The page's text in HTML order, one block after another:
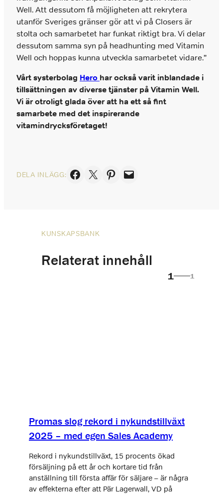
Well. Att dessutom få möjligheten att rekrytera
utanför Sveriges gränser gör att vi på Closers är
stolta och samarbetet har funkat riktigt bra. Vi delar
dessutom samma syn på headhunting med Vitamin
Well och hoppas kunna utveckla samarbetet vidare.”
Vårt systerbolag Hero har också varit inblandade i
tillsättningen av diverse tjänster på Vitamin Well.
Vi är otroligt glada över att ha ett så fint
samarbete med det inspirerande
vitamindrycksföretaget!
DELA INLÄGG: Dela på Facebook
Skicka denna sida med e-postDela på Pinterest
Skicka denna sida med e-post
KUNSKAPSBANK
Relaterat innehåll
1 1
Promas slog rekord i nykundstillväxt
2025 – med egen Sales Academy
Rekord i nykundstillväxt, 15 procents ökad
försäljning på ett år och kortare tid från
anställning till första affär för säljare – är några
av effekterna efter att Pär Lagerwall, VD på